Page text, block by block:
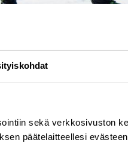
sekä verkkosivuston
päätelaitteellesi
Viikonlopun
on hypännyt